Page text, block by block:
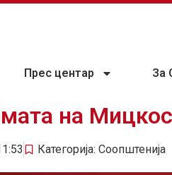
Прес центар За
на
Категорија: Соопштенија